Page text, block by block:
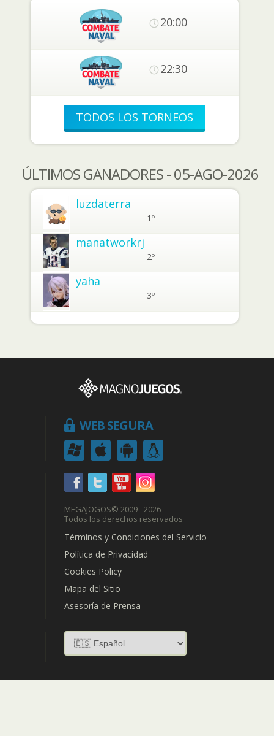
20:00
22:30
TODOS LOS TORNEOS
ÚLTIMOS GANADORES - 05-AGO-2026
luzdaterra
1º
manatworkrj
2º
yaha
3º
WEB SEGURA
MEGAJOGOS© 2009 - 2026
Todos los derechos reservados
Términos y Condiciones del Servicio
Política de Privacidad
Cookies Policy
Mapa del Sitio
Asesoría de Prensa